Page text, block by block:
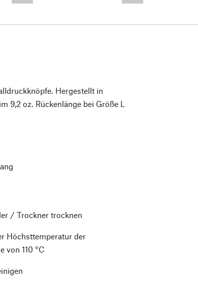
Hergestellt in
9,2 oz. Rückenlänge bei Größe L
/ Trockner trocknen
Höchsttemperatur der
von 110 °C